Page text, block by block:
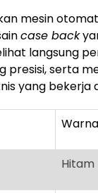
mesin
case back
langsung
presisi, serta
yang bekerja
Warna
Hitam